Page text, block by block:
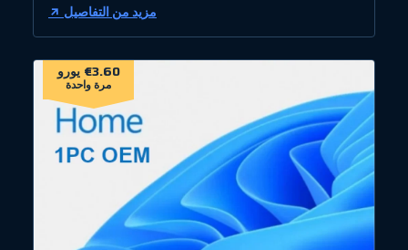
مزيد من التفاصيل
€3.60 يورو
مرة واحدة